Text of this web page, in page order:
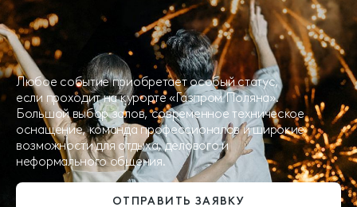
Любое событие приобретает особый статус,
если проходит на курорте «Газпром Поляна».
Большой выбор залов, современное техническое
оснащение, команда профессионалов и широкие
возможности для отдыха, делового и
неформального общения.
ОТПРАВИТЬ ЗАЯВКУ